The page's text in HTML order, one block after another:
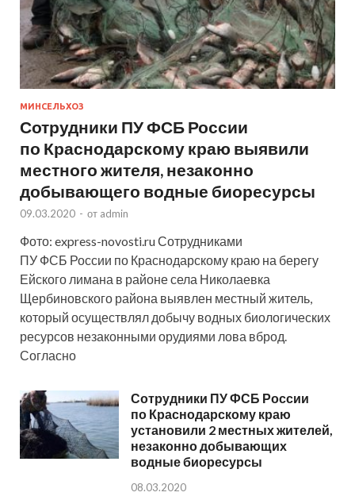
МИНСЕЛЬХОЗ
Сотрудники ПУ ФСБ России
по Краснодарскому краю выявили
местного жителя, незаконно
добывающего водные биоресурсы
09.03.2020 - от admin
Фото: express-novosti.ru Сотрудниками
ПУ ФСБ России по Краснодарскому краю на берегу
Ейского лимана в районе села Николаевка
Щербиновского района выявлен местный житель,
который осуществлял добычу водных биологических
ресурсов незаконными орудиями лова вброд.
Согласно
Сотрудники ПУ ФСБ России
по Краснодарскому краю
установили 2 местных жителей,
незаконно добывающих
водные биоресурсы
08.03.2020